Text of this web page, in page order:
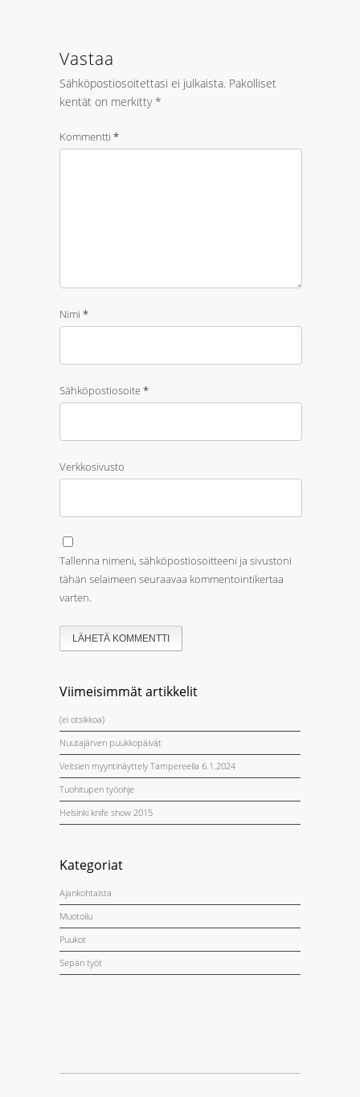
Vastaa
Sähköpostiosoitettasi ei julkaista. Pakolliset
kentät on merkitty*
Kommentti *
Nimi *
Sähköpostiosoite*
Verkkosivusto
Tallenna nimeni, sähköpostiosoitteeni ja sivustoni
tähän selaimeen seuraavaa kommentointikertaa
varten.
Viimeisimmät artikkelit
(ei otsikkoa)
Nuutajärven puukkopäivät
Veitsien myyntinäyttely Tampereella 6.1.2024
Tuohitupen työohje
Helsinki knife show 2015
Kategoriat
Ajankohtaista
Muotoilu
Puukot
Sepän työt